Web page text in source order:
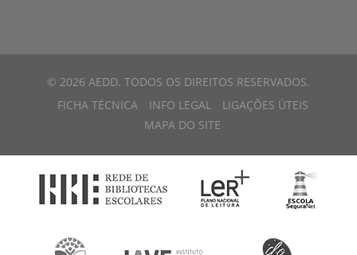
© 2026 AEDD. TODOS OS DIREITOS RESERVADOS.
FICHA TÉCNICA
INFO LEGAL
LIGAÇÕES ÚTEIS
MAPA DO SITE